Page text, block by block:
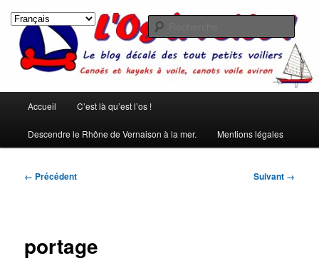
contenu
principalL'os à voile !
(Pierre Dac)
principal
Accueil C’est là qu’est l’os !
Descendre le Rhône de Vernaison à la mer. Mentions légales
Navigation
← Précédent Suivant →
portage